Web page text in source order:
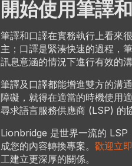
開始使用筆譯
筆譯和口譯在實務執行上看來
主；口譯是緊湊快速的過程，
訊息意涵的情況下進行有效的
筆譯及口譯都能增進雙方的溝
障礙，就得在適當的時機使用
尋求語言服務供應商 (LSP) 的
Lionbridge 是世界一流的 LSP
成您的內容轉換專案。 歡迎立
工建立更深厚的關係。